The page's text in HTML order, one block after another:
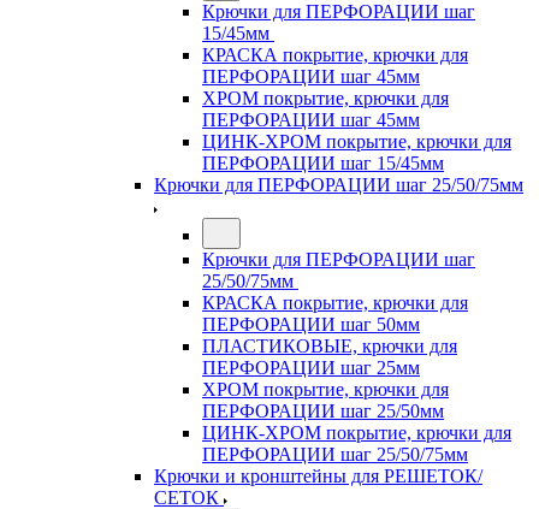
Крючки для ПЕРФОРАЦИИ шаг
15/45мм
КРАСКА покрытие, крючки для
ПЕРФОРАЦИИ шаг 45мм
ХРОМ покрытие, крючки для
ПЕРФОРАЦИИ шаг 45мм
ЦИНК-ХРОМ покрытие, крючки для
ПЕРФОРАЦИИ шаг 15/45мм
Крючки для ПЕРФОРАЦИИ шаг 25/50/75мм
Крючки для ПЕРФОРАЦИИ шаг
25/50/75мм
КРАСКА покрытие, крючки для
ПЕРФОРАЦИИ шаг 50мм
ПЛАСТИКОВЫЕ, крючки для
ПЕРФОРАЦИИ шаг 25мм
ХРОМ покрытие, крючки для
ПЕРФОРАЦИИ шаг 25/50мм
ЦИНК-ХРОМ покрытие, крючки для
ПЕРФОРАЦИИ шаг 25/50/75мм
Крючки и кронштейны для РЕШЕТОК/
СЕТОК